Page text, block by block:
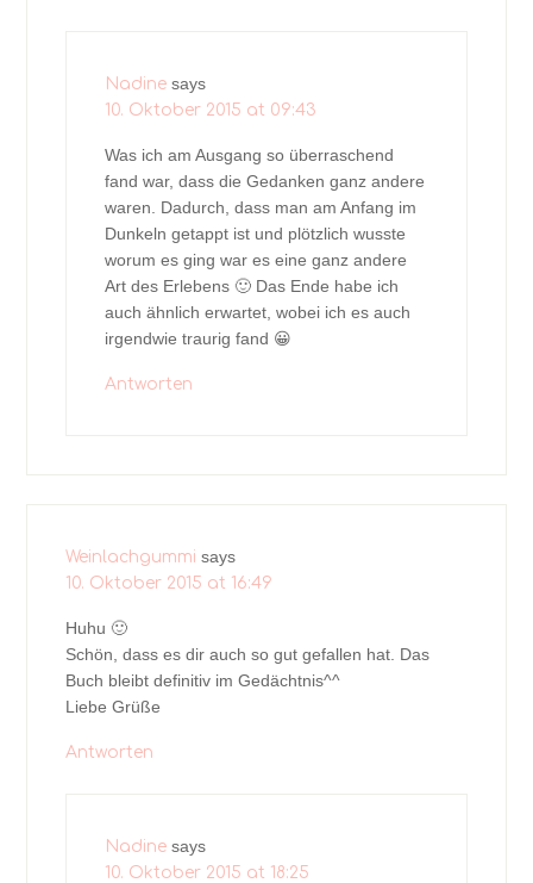
Nadine says
10. Oktober 2015 at 09:43
Was ich am Ausgang so überraschend
fand war, dass die Gedanken ganz andere
waren. Dadurch, dass man am Anfang im
Dunkeln getappt ist und plötzlich wusste
worum es ging war es eine ganz andere
Art des Erlebens 🙂 Das Ende habe ich
auch ähnlich erwartet, wobei ich es auch
irgendwie traurig fand 😀
Antworten
Weinlachgummi says
10. Oktober 2015 at 16:49
Huhu 🙂
Schön, dass es dir auch so gut gefallen hat. Das
Buch bleibt definitiv im Gedächtnis^^
Liebe Grüße
Antworten
Nadine says
10. Oktober 2015 at 18:25